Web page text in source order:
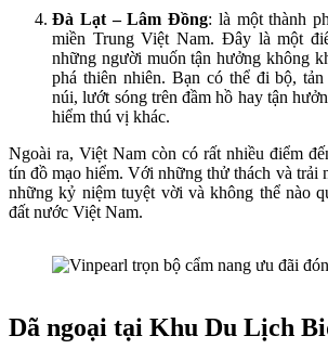
Đà Lạt – Lâm Đồng: là một thành
miền Trung Việt Nam. Đây là một
những người muốn tận hưởng không
phá thiên nhiên. Bạn có thể đi bộ,
núi, lướt sóng trên đầm hồ hay tận
hiểm thú vị khác.
Ngoài ra, Việt Nam còn có rất nhiều điểm
tín đồ mạo hiểm. Với những thử thách và trải
những kỷ niệm tuyệt vời và không thể nào
đất nước Việt Nam.
Dã ngoại tại Khu Du Lịch